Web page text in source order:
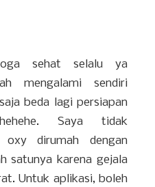
sehat selalu ya
mengalami sendiri
beda lagi persiapan
Saya tidak
oxy dirumah dengan
satunya karena gejala
Untuk aplikasi, boleh